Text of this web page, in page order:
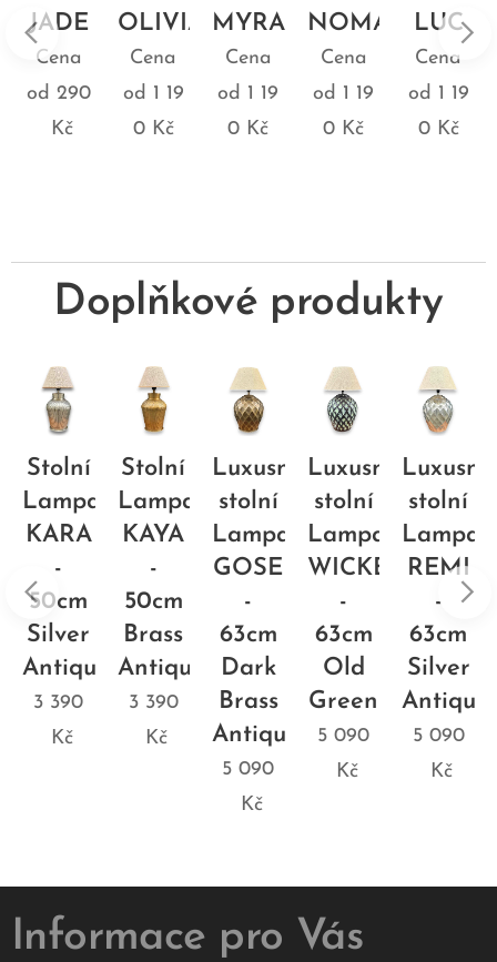
JADE
Cena
od 290
Kč
OLIVIA
Cena
od 1 19
0Kč
MYRA
Cena
od 1 19
0 Kč
NOMAD
Cena
od 1 19
0 Kč
LUC
Cena
od 1 19
0Kč
Doplňkové produkty
Stolní
Lampa
KARA
-
50cm
Silver
Antique
3 390
Kč
Stolní
Lampa
KAYA
-
50cm
Brass
Antique
3 390
Kč
Luxusní
stolní
Lampa
GOSE
-
63cm
Dark
Brass
Antique
5 090
Kč
Luxusní
stolní
Lampa
WICKER
-
63cm
Old
Green
5 090
Kč
Luxusní
stolní
Lampa
REMI
-
63cm
Silver
Antique
5 090
Kč
Informace pro Vás